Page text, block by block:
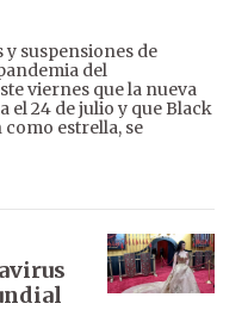
y suspensiones de
del
viernes que la nueva
el 24 de julio y que Black
estrella, se